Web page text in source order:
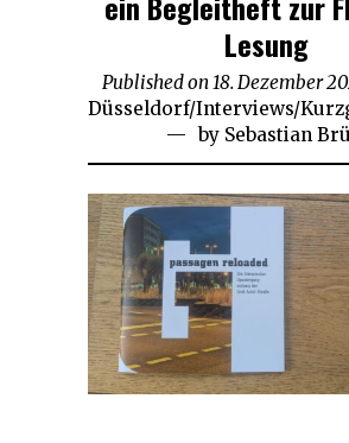
Lesung
Published on18. Dezember
Düsseldorf/Interviews/
by Sebastian